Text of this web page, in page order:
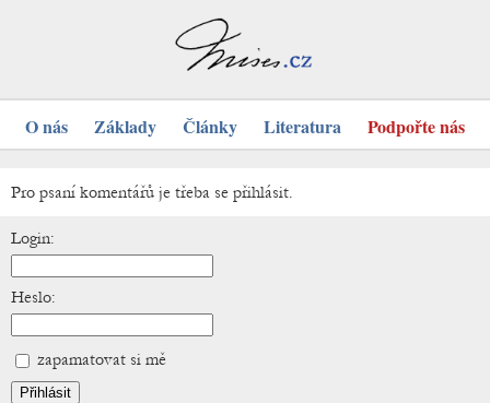
O nás Základy Články Literatura Podpořte nás
Pro psaní komentářů je třeba se přihlásit.
Login:
Heslo:
zapamatovat si mě